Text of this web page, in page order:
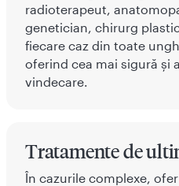
radioterapeut,
genetician, chirurg
fiecare caz din toate
oferind cea mai sigură și
vindecare.
Tratamente de
În cazurile complexe,